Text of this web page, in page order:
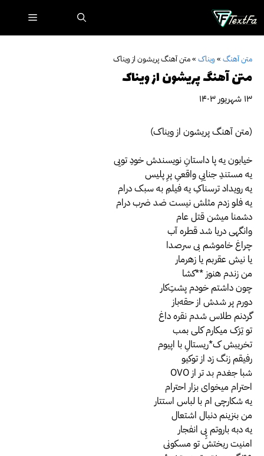
محتوا
فهرست
متن آهنگ »ویناک »متن آهنگ پریشون از ویناک
متن آهنگ پریشون از ویناک
۱۳ شهریور ۱۴۰۳
(متن آهنگ پریشون از ویناک)
خیابون یه پا داستانِ نویسندش خودِ تویی
یه مستندِ جناییِ واقعیِ پرِ پلیس
یه رویداد ترسناکِ یه فیلمِ به سبک درام
یه فلو زدم مثلش نیست ضد ضرب درام
دشمنا میشن قتل عام
وانگهی دریا شد قطره آب
چراغ خاموشم بی سرصدا
یا نیش عقربم یا زهرمار
من زندم هنوز **کشا
چون داشتم خودم پشتِ‌کار
دورم پر شدش از حقه‌باز
گردنم طلاس شدم نقره داغ
تو تِرَک میکارم کلی بمب
تخریبش ک*ریستالِ با اپیوم
رفیقم زنگ زد از توکیو
شبا جغدم بد تر از OVO
احترام میخوای بزار احترام
یه شکارچی ام با لباس استتار
من بنزینم دنبال اشتعال
یه دبه باروتم پیِ انفجار
امنیت ریختش تو مسکونی